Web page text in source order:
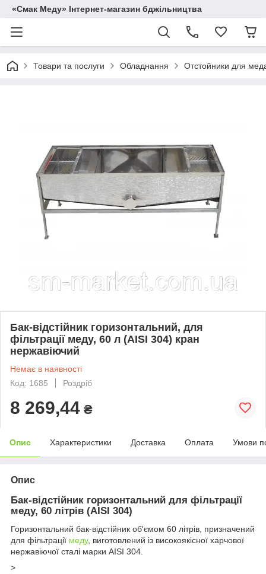
«Смак Меду» Інтернет-магазин бджільництва
Товари та послуги Обладнання Отстойники для
Бак-відстійник горизонтальний, для
фільтрації меду, 60 л (AISI 304) кран
нержавіючий
Немає в наявності
Код: 1685
Роздріб
8 269,44 ₴
Опис Характеристики Доставка Оплата Умови
Опис
Бак-відстійник горизонтальний для фільтрації
меду, 60 літрів (AISI 304)
Горизонтальний бак-відстійник об'ємом 60 літрів, призначений
для фільтрації меду, виготовлений із високоякісної харчової
нержавіючої сталі марки AISI 304.
>